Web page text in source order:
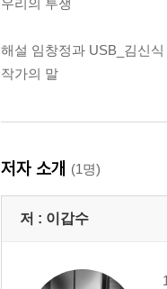
우리의 투쟁
해설 임창정과 USB_김신식
작가의 말
저자 소개 (1명)
저 : 이갑수